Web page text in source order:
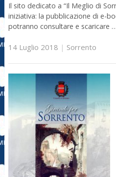
Il sito dedicato a “Il Meglio di
iniziativa: la pubblicazione di e-
potranno consultare e scaricare …
14 Luglio 2018 | Sorrento